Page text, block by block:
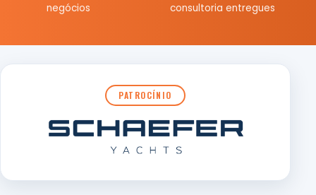
negócios
consultoria entregues
PATROCÍNIO